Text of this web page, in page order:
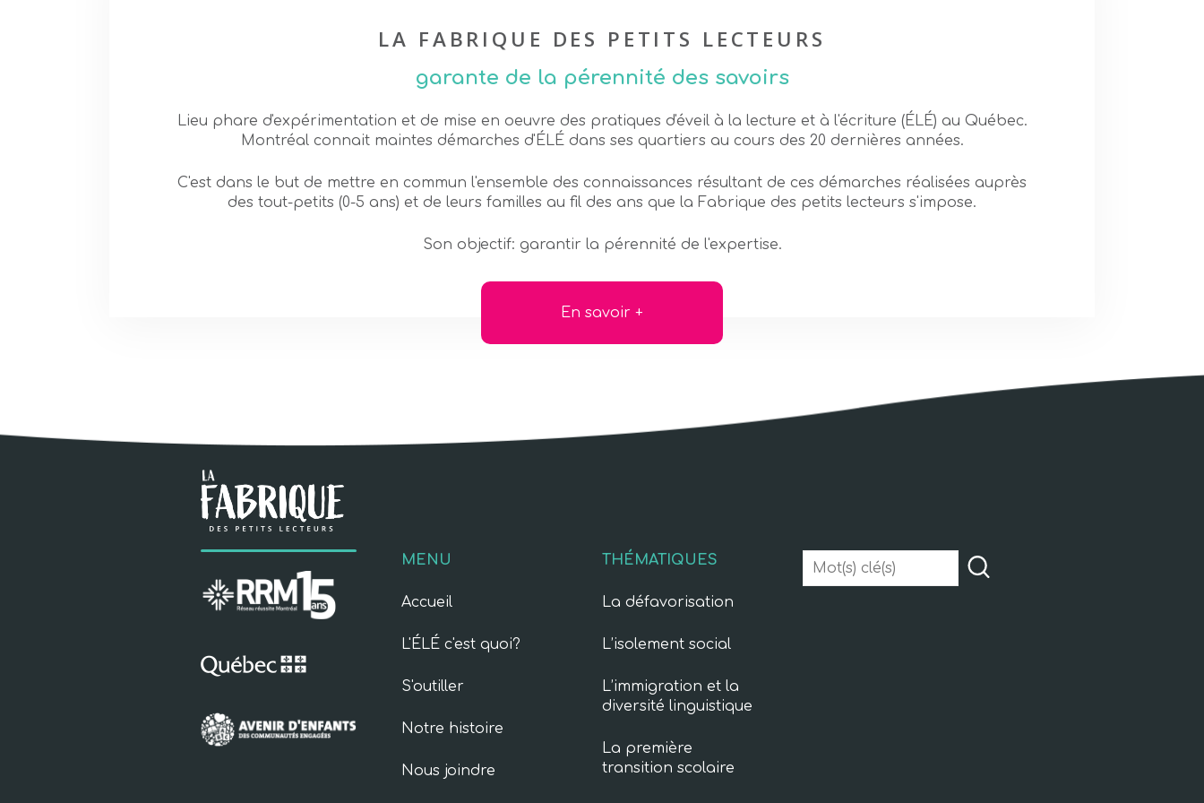
LA FABRIQUE DES PETITS LECTEURS
garante de la pérennité des savoirs
Lieu phare d'expérimentation et de mise en oeuvre des pratiques d'éveil à la lecture et à l'écriture (ÉLÉ) au Québec.
Montréal connait maintes démarches d'ÉLÉ dans ses quartiers au cours des 20 dernières années.
C'est dans le but de mettre en commun l'ensemble des connaissances résultant de ces démarches réalisées auprès
des tout-petits (0-5 ans) et de leurs familles au fil des ans que la Fabrique des petits lecteurs s'impose.
Son objectif: garantir la pérennité de l'expertise.
En savoir +
MENU
Accueil
L'ÉLÉ c'est quoi?
S'outiller
Notre histoire
Nous joindre
THÉMATIQUES
La défavorisation
L’isolement social
L’immigration et la
diversité linguistique
La première
transition scolaire